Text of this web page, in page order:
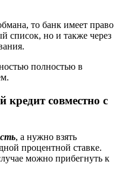
то банк имеет право
список, но и также через
полностью в
кредит совместно с
, а нужно взять
процентной ставке.
можно прибегнуть к